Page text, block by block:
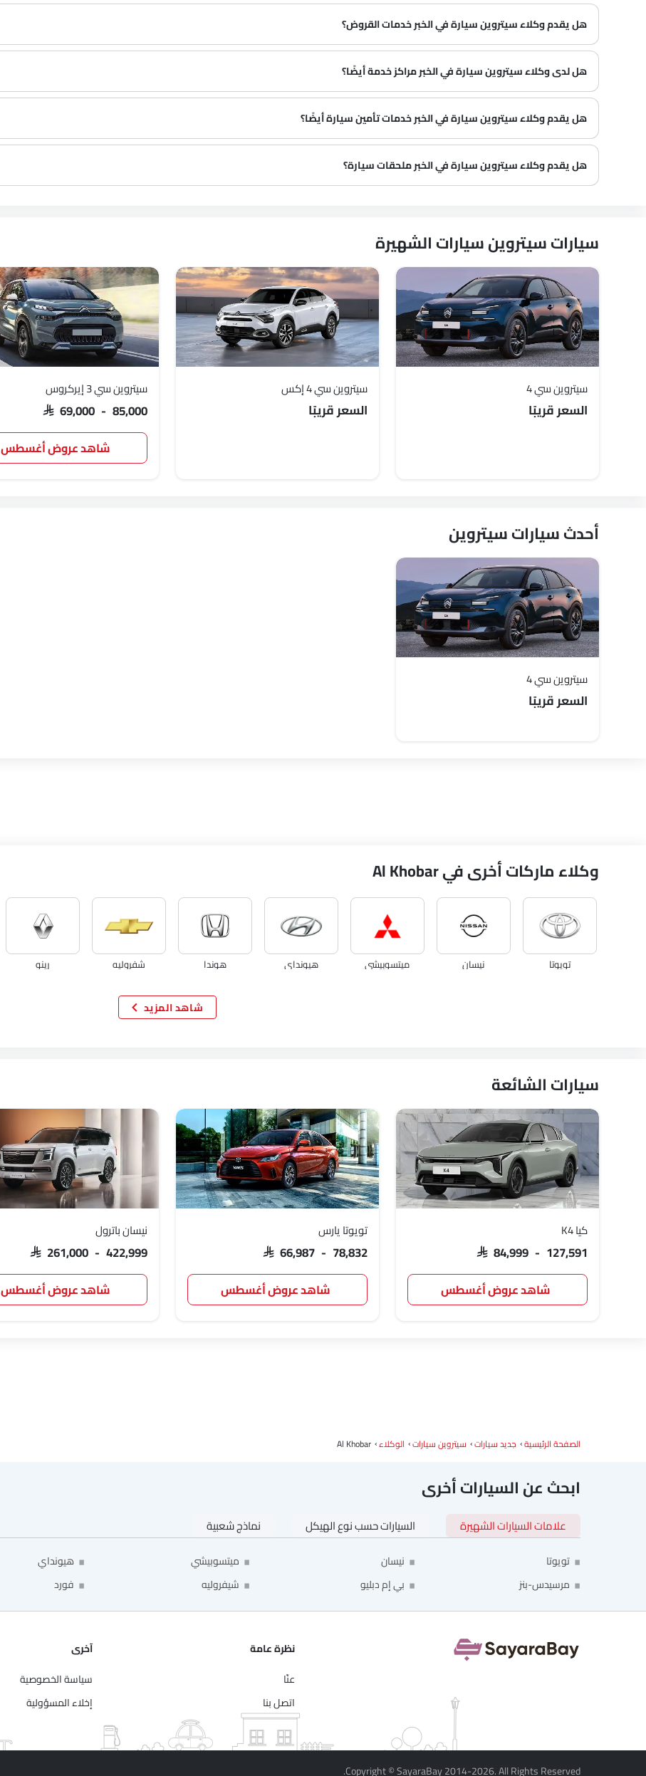
هل يقدم وكلاء سيتروين سيارة في الخبر خدمات القروض؟
هل لدى وكلاء سيتروين سيارة في الخبر مراكز خدمة أيضًا؟
هل يقدم وكلاء سيتروين سيارة في الخبر خدمات تأمين سيارة أيضًا؟
هل يقدم وكلاء سيتروين سيارة في الخبر ملحقات سيارة؟
سيارات سيتروين سيارات الشهيرة
سيتروين سي 4
السعر قريبًا
سيتروين سي 4 إكس
السعر قريبًا
سيتروين سي 3 إيركروس
SAR 69,000 - 85,000
شاهد عروض أغسطس
أحدث سيارات سيتروين
سيتروين سي 4
السعر قريبًا
وكلاء ماركات أخرى في Al Khobar
تويوتا نيسان ميتسوبيشي هيونداي هوندا شفروليه رينو
شاهد المزيد
سيارات الشائعة
كيا K4
SAR 84,999 - 127,591
شاهد عروض أغسطس
تويوتا يارس
SAR 66,987 - 78,832
شاهد عروض أغسطس
نيسان باترول
SAR 261,000 - 422,999
شاهد عروض أغسطس
الصفحة الرئيسية جديد سيارات سيتروين سيارات الوكلاء Al Khobar
ابحث عن السيارات أخرى
علامات السيارات الشهيرة السيارات حسب نوع الهيكل نماذج شعبية
تويوتا نيسان ميتسوبيشي هيونداي
مرسيدس-بنز
بي إم دبليو شيفروليه فورد
نظرة عامة
عنّا
اتصل بنا
آخرى
سياسة الخصوصية
إخلاء المسؤولية
Copyright © SayaraBay 2014-2026. All Rights Reserved.